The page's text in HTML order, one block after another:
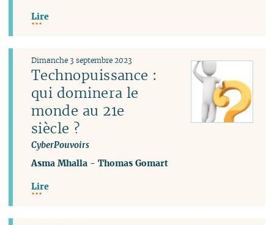
Lire
Technopuissance :
qui dominera le
monde au 21e
siècle ?
CyberPouvoirs
Dimanche 3 septembre 2023
Asma Mhalla -Thomas Gomart
Lire